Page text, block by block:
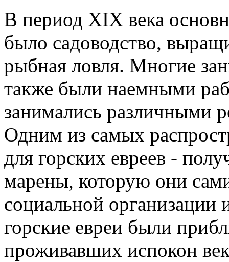
В период XIX века
было садоводство,
рыбная ловля. Многие
также были наемными
занимались различными
Одним из самых
для горских евреев -
марены, которую они
социальной
горские евреи были
проживавших испокон